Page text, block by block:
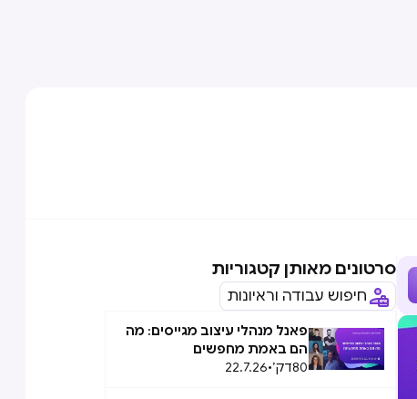
סרטונים מאותן קטגוריות
חיפוש עבודה וראיונות
פאנל מנהלי עיצוב מגייסים: מה
הם באמת מחפשים
80דק׳•
22.7.26